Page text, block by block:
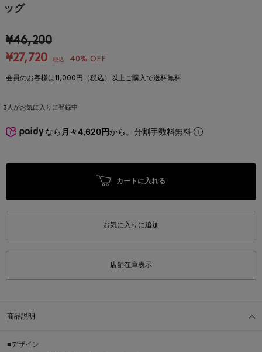
ッグ
¥46,200
¥27,720
税込 40% OFF
会員のお客様は11,000円（税込）以上ご購入で送料無料
3 人がお気に入りに登録中
なら 月々4,620円から。分割手数料無料
カートに入れる
お気に入りに追加
店舗在庫表示
商品説明
■デザイン